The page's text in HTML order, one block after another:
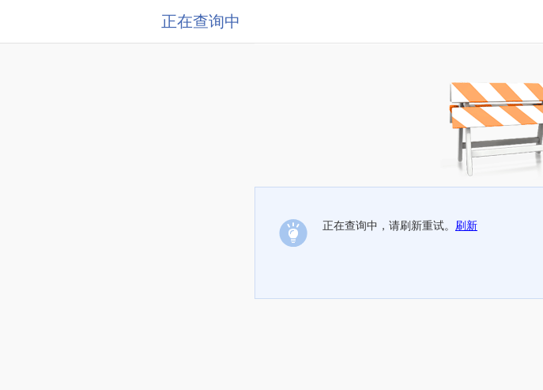
正在查询中
正在查询中，请刷新重试。 刷新